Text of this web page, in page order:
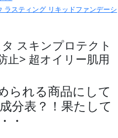
ラスティング リキッドファンデーシ
スキンプロテクト
止> 超オイリー肌用
られる商品にして
分表？！果たして
・